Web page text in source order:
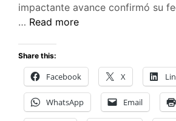
impactante avance confirmó su
… Dying
The
Beast
confirma
su
lanzamiento
Read more
Share this:
Facebook X
WhatsApp Email